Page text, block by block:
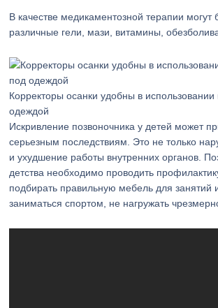
В качестве медикаментозной терапии могут
различные гели, мази, витамины,
Корректоры осанки удобны в
одеждой
Искривление позвоночника у детей может
серьезным последствиям. Это не только
и ухудшение работы внутренних органов.
детства необходимо проводить
подбирать правильную мебель для занятий
заниматься спортом, не нагружать